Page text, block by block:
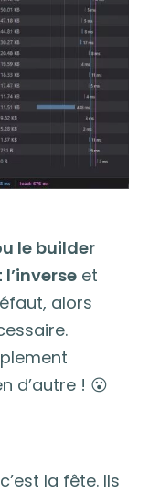
le builder
et
alors
d’autre ! 😮
la fête. Ils